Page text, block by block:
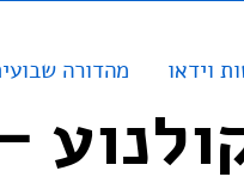
וידאו מהדורה